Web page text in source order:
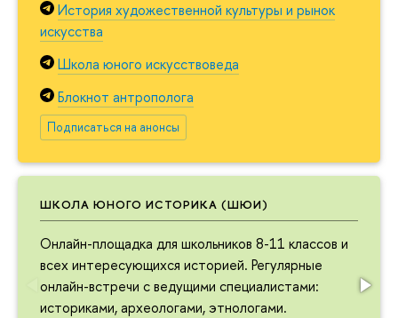
История художественной культуры и рынок
искусства
Школа юного искусствоведа
Блокнот антрополога
Подписаться на анонсы
ШКОЛА ЮНОГО ИСТОРИКА (ШЮИ)
Онлайн-площадка для школьников 8-11 классов и
всех интересующихся историей. Регулярные
онлайн-встречи с ведущими специалистами:
историками, археологами, этнологами.